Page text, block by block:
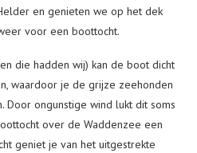
en genieten we op het dek
voor een boottocht.
die hadden wij) kan de boot dicht
waardoor je de grijze zeehonden
Door ongunstige wind lukt dit soms
over de Waddenzee een
geniet je van het uitgestrekte